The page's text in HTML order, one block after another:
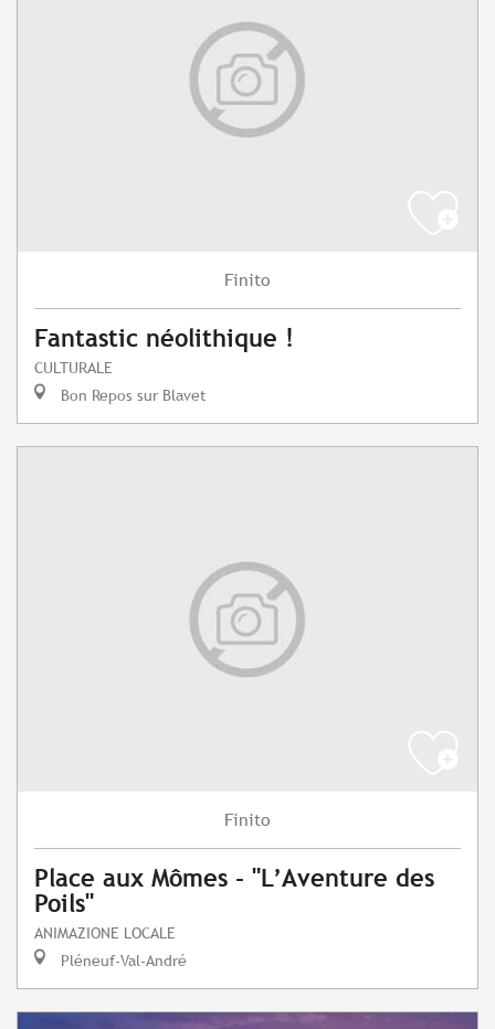
Finito
Fantastic néolithique !
CULTURALE
Bon Repos sur Blavet
Finito
Place aux Mômes - "L’Aventure des
Poils"
ANIMAZIONE LOCALE
Pléneuf-Val-André